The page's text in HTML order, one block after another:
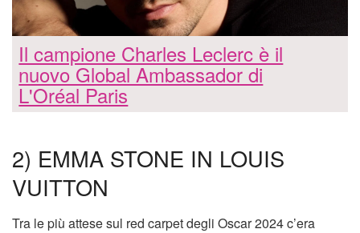
Il campione Charles Leclerc è il
nuovo Global Ambassador di
L'Oréal Paris
2) EMMA STONE IN LOUIS
VUITTON
Tra le più attese sul red carpet degli Oscar 2024 c’era